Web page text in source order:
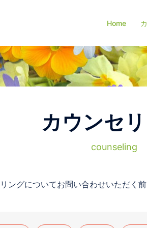
Home
カウンセ
counseling
ングについてお問い合わせいただく前